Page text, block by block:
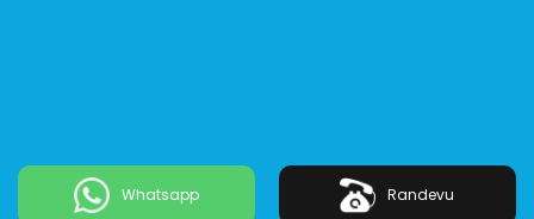
Whatsapp Randevu